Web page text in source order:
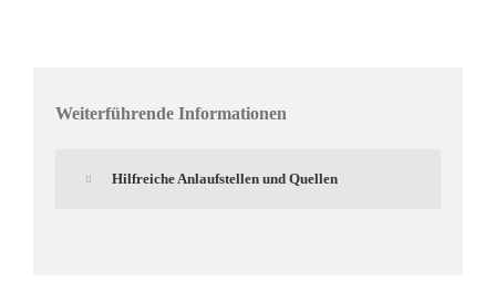
Weiterführende Informationen
Hilfreiche Anlaufstellen und Quellen